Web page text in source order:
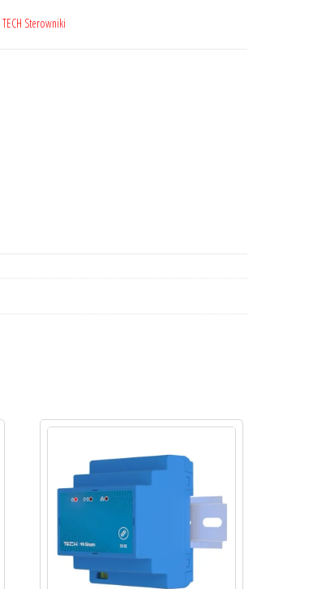
TECH Sterowniki